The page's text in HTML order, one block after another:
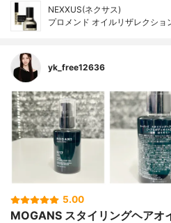
NEXXUS(ネクサス)
プロメンド オイルリザレクショ
yk_free12636
5.00
MOGANS スタイリングヘアオ